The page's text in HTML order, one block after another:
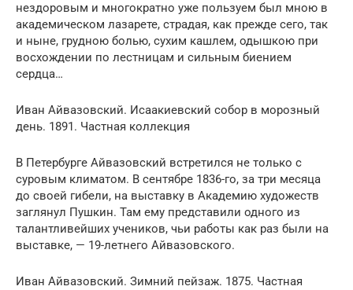
нездоровым и многократно уже пользуем был мною в
академическом лазарете, страдая, как прежде сего, так
и ныне, грудною болью, сухим кашлем, одышкою при
восхождении по лестницам и сильным биением
сердца…
Иван Айвазовский. Исаакиевский собор в морозный
день. 1891. Частная коллекция
В Петербурге Айвазовский встретился не только с
суровым климатом. В сентябре 1836-го, за три месяца
до своей гибели, на выставку в Академию художеств
заглянул Пушкин. Там ему представили одного из
талантливейших учеников, чьи работы как раз были на
выставке, — 19-летнего Айвазовского.
Иван Айвазовский. Зимний пейзаж. 1875. Частная